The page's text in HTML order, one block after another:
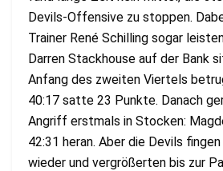
Devils-Offensive zu stoppen.
Trainer René Schilling sogar
Darren Stackhouse auf der Bank
Anfang des zweiten Viertels
40:17 satte 23 Punkte. Danach
Angriff erstmals in Stocken:
42:31 heran. Aber die Devils
wieder und vergrößerten bis zur